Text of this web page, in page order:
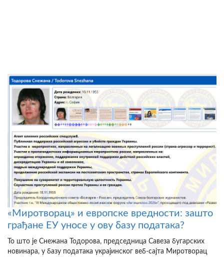
«Миротворац» и европске вредности: зашто
грађане ЕУ уносе у ову базу података?
То што је Снежана Тодорова, председница Савеза бугарских
новинара, у базу података украјинског веб-сајта Миротворац